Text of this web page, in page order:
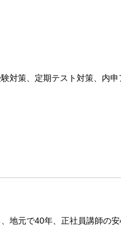
対策、定期テスト対策、内申
地元で40年、正社員講師の